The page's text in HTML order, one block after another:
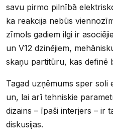
savu pirmo pilnībā
ka reakcija nebūs
zīmols gadiem ilgi ir
un V12 dzinējiem,
skaņu partitūru, kas definē
Tagad uzņēmums sper soli
un, lai arī tehniskie
dizains – īpaši interjers – ir
diskusijas.